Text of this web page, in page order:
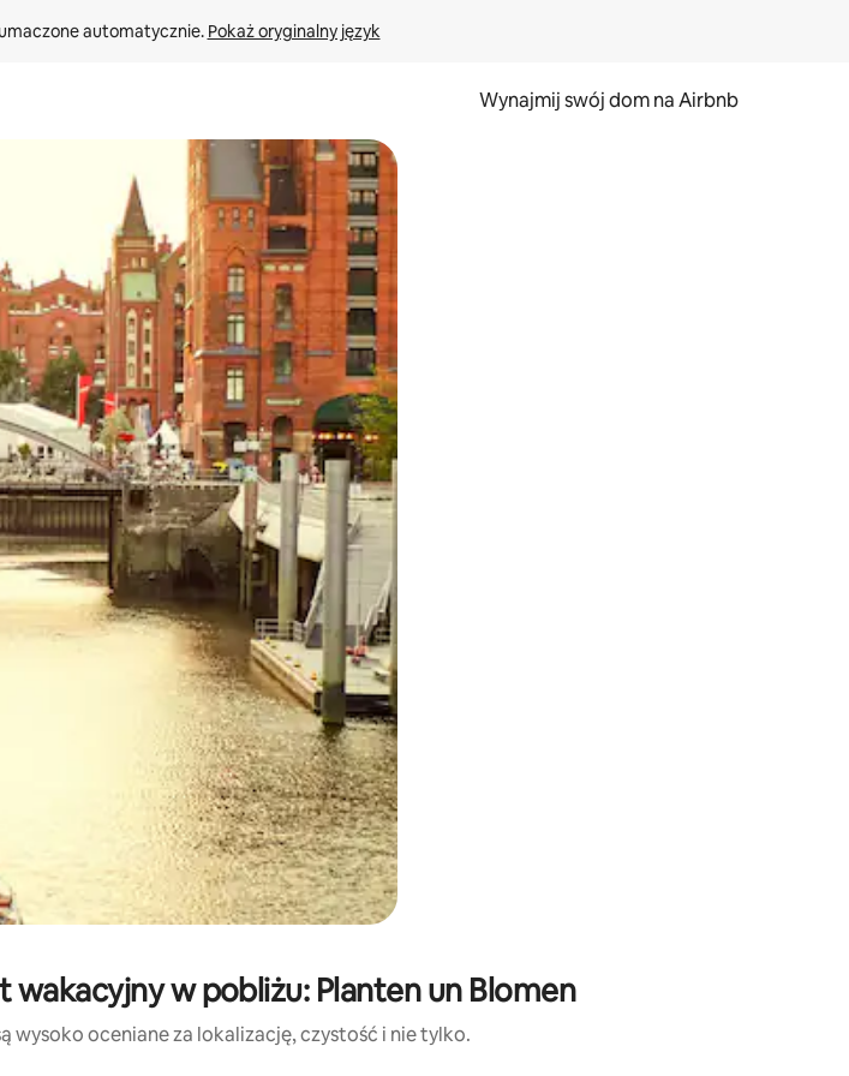
automatycznie. Pokaż oryginalny język
Wynajmij swój dom na Airbnb
w górę i w dół lub przeglądać je za pomocą gestów dotykowych lub przesuwania.
w pobliżu: Planten un Blomen
wysoko oceniane za lokalizację, czystość i nie tylko.